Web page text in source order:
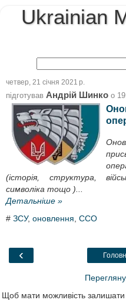
Ukrainian
четвер, 21 січня 2021 р.
підготував Андрій Шинко о
(історія, структура,
символіка тощо )...
Детальніше »
# ЗСУ, оновлення ССО
‹
Щоб мати можливість залишати